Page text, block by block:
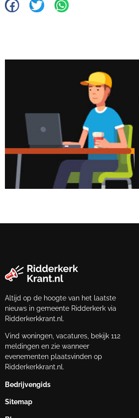
Altijd op de hoogte van het laatste
nieuws in gemeente Ridderkerk via
Ridderkerkkrant.nl.
Vind woningen, vacatures, bekijk 112
meldingen en zie wanneer
evenementen plaatsvinden op
Ridderkerkkrant.nl.
Bedrijvengids
Sitemap